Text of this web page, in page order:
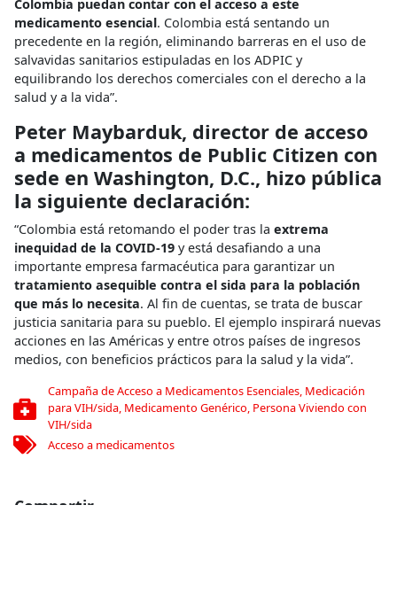
Colombia puedan contar con el acceso a este
medicamento esencial. Colombia está sentando un
precedente en la región, eliminando barreras en el uso de
salvavidas sanitarios estipuladas en los ADPIC y
equilibrando los derechos comerciales con el derecho a la
salud y a la vida”.
Peter Maybarduk, director de acceso
a medicamentos de Public Citizen con
sede en Washington, D.C., hizo pública
la siguiente declaración:
“Colombia está retomando el poder tras la extrema
inequidad de la COVID-19 y está desafiando a una
importante empresa farmacéutica para garantizar un
tratamiento asequible contra el sida para la población
que más lo necesita. Al fin de cuentas, se trata de buscar
justicia sanitaria para su pueblo. El ejemplo inspirará nuevas
acciones en las Américas y entre otros países de ingresos
medios, con beneficios prácticos para la salud y la vida”.
Campaña de Acceso a Medicamentos Esenciales, Medicación
para VIH/sida, Medicamento Genérico, Persona Viviendo con
VIH/sida
Acceso a medicamentos
Compartir